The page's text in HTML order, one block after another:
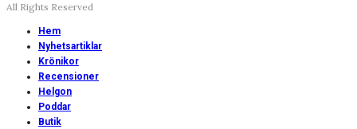
All Rights Reserved
Hem
Nyhetsartiklar
Krönikor
Recensioner
Helgon
Poddar
Butik